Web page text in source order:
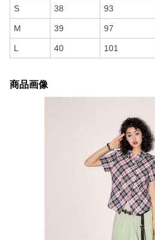
S 38 93
M 39 97
L 40 101
商品画像